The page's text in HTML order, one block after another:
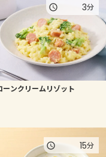
ーンクリームリゾット
3分
15分